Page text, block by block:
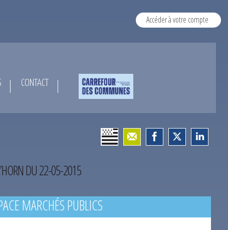
Accéder à votre compte
CONTACT
DU 22-05-2015
MARCHÉS PUBLICS